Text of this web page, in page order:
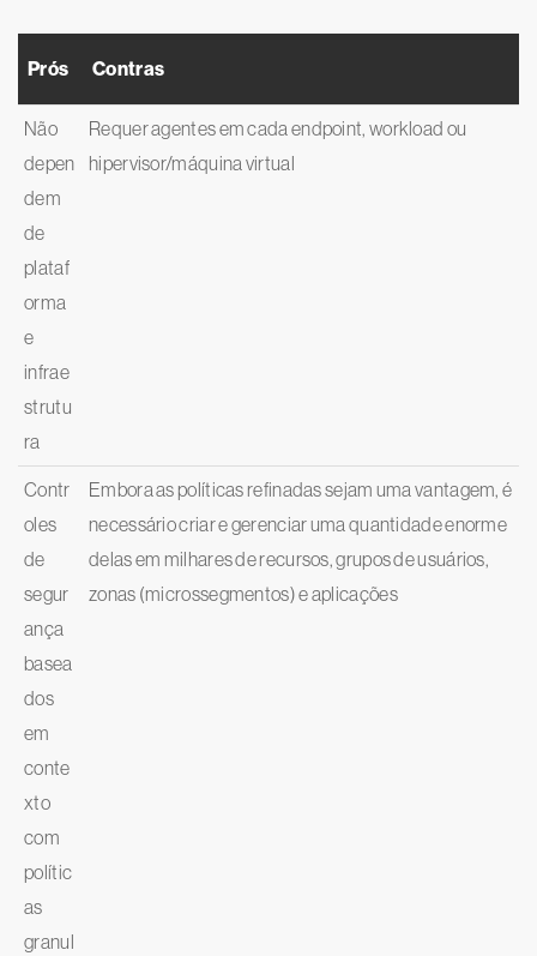
Prós Contras
Não
depen
dem
de
plataf
orma
e
infrae
strutu
ra
Requer agentes em cada endpoint, workload ou
hipervisor/máquina virtual
Contr
oles
de
segur
ança
basea
dos
em
conte
xto
com
polític
as
granul
Embora as políticas refinadas sejam uma vantagem, é
necessário criar e gerenciar uma quantidade enorme
delas em milhares de recursos, grupos de usuários,
zonas (microssegmentos) e aplicações